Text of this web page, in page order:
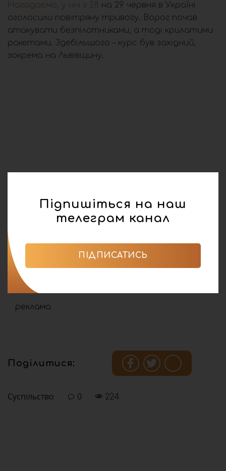
Нагадаємо, у ніч з 28 на 29 червня в Україні
оголосили повітряну тривогу. Ворог почав
атакувати безпілотниками, а тоді крилатими
ракетами. Здебільшого – курс був західний,
зокрема на Львівщину.
реклама
Поділитися:
Суспільство 0 224
Підпишіться на наш
телеграм канал
ПІДПИСАТИСЬ